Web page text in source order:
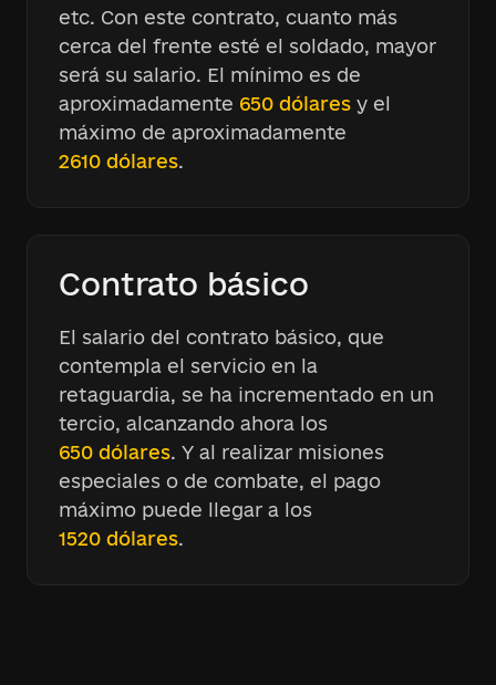
etc. Con este contrato, cuanto más
cerca del frente esté el soldado, mayor
será su salario. El mínimo es de
aproximadamente 650 dólares y el
máximo de aproximadamente
2610 dólares.
Contrato básico
El salario del contrato básico, que
contempla el servicio en la
retaguardia, se ha incrementado en un
tercio, alcanzando ahora los
650 dólares. Y al realizar misiones
especiales o de combate, el pago
máximo puede llegar a los
1520 dólares.